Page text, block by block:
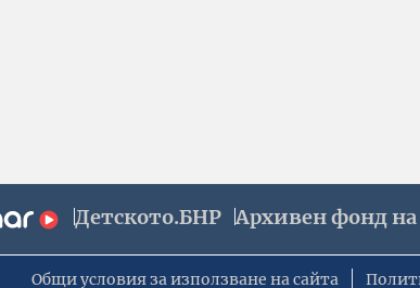
Детското.БНР Архивен фонд
Общи условия за използване на сайта